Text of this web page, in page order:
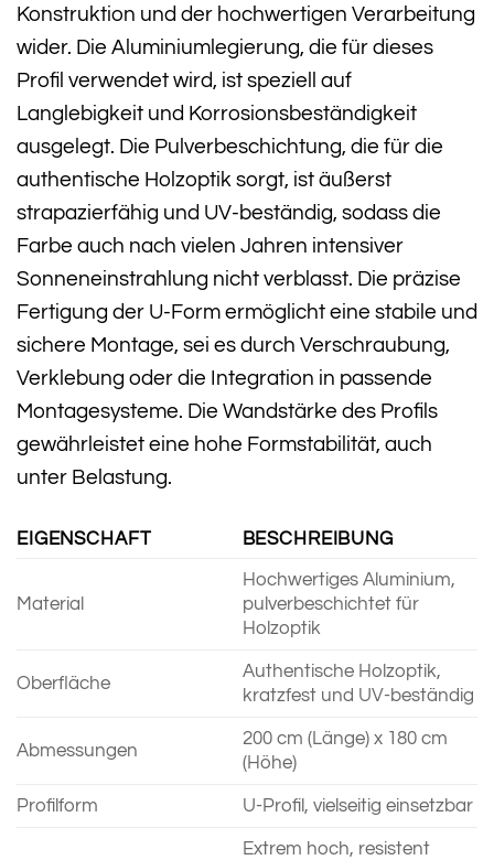
Konstruktion und der hochwertigen Verarbeitung
wider. Die Aluminiumlegierung, die für dieses
Profil verwendet wird, ist speziell auf
Langlebigkeit und Korrosionsbeständigkeit
ausgelegt. Die Pulverbeschichtung, die für die
authentische Holzoptik sorgt, ist äußerst
strapazierfähig und UV-beständig, sodass die
Farbe auch nach vielen Jahren intensiver
Sonneneinstrahlung nicht verblasst. Die präzise
Fertigung der U-Form ermöglicht eine stabile und
sichere Montage, sei es durch Verschraubung,
Verklebung oder die Integration in passende
Montagesysteme. Die Wandstärke des Profils
gewährleistet eine hohe Formstabilität, auch
unter Belastung.
EIGENSCHAFT BESCHREIBUNG
Material
Hochwertiges Aluminium,
pulverbeschichtet für
Holzoptik
Oberfläche
Authentische Holzoptik,
kratzfest und UV-beständig
Abmessungen
200 cm (Länge) x 180 cm
(Höhe)
Profilform U-Profil, vielseitig einsetzbar
Extrem hoch, resistent